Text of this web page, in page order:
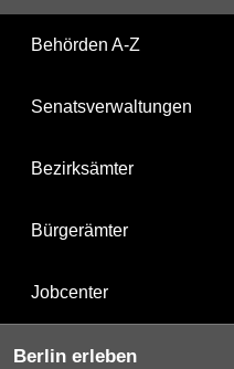
Behörden A-Z
Senatsverwaltungen
Bezirksämter
Bürgerämter
Jobcenter
Berlin erleben